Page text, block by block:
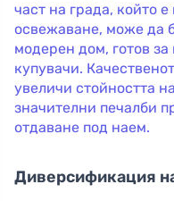
част на града, който
освежаване, може да
модерен дом, готов
купувачи.
увеличи стойността
значителни печалби
отдаване под наем.
Диверсификация